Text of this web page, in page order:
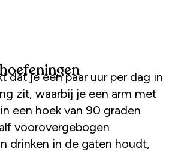
zit, waarbij je een arm met
een hoek van 90 graden
voorovergebogen
drinken in de gaten houdt,